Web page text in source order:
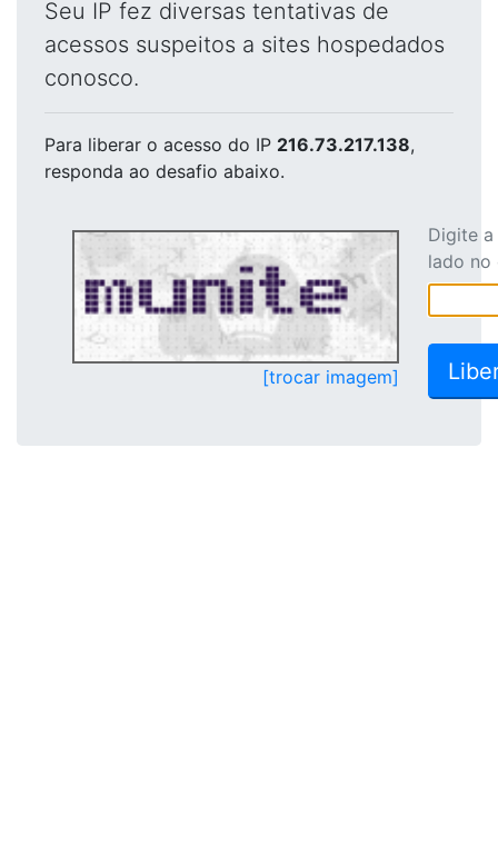
Seu IP fez diversas tentativas de
acessos suspeitos a sites hospedados
conosco.
Para liberar o acesso do IP 216.73.217.138,
responda ao desafio abaixo.
[trocar imagem]
Digite
lado no